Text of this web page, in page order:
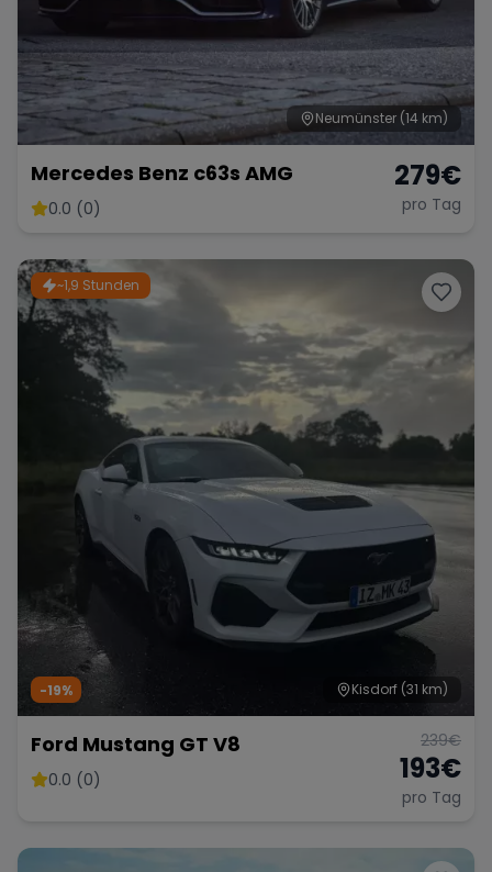
Bentley Rolls Royce Aston Martin
Bugatti Lotus Maserati
Range Rover
Neumünster (14 km)
Mercedes Benz c63s AMG
0.0 (0)
279€
pro Tag
~1,9 Stunden
Kisdorf (31 km)
-19%
Ford Mustang GT V8
0.0 (0)
239€
193€
pro Tag